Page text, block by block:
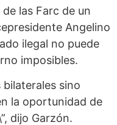
las Farc de un
Angelino
ilegal no puede
imposibles.
bilaterales sino
la oportunidad de
dijo Garzón.